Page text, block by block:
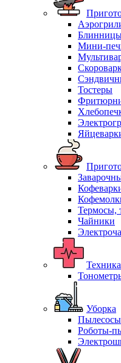
Мини-
Тостеры
Термосы,
Чайники
Уборка
Пылесосы
Роботы-